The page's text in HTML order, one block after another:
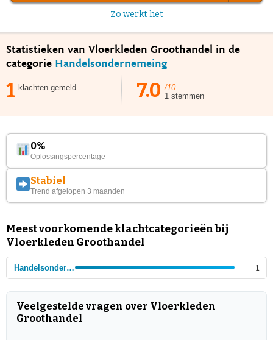
Zo werkt het
Statistieken van Vloerkleden Groothandel in de
categorie Handelsondernemeing
1 klachten gemeld 7.0 /10
1 stemmen
0%
Oplossingspercentage
Stabiel
Trend afgelopen 3 maanden
Meest voorkomende klachtcategorieën bij
Vloerkleden Groothandel
Handelsondernemeing 1
Veelgestelde vragen over Vloerkleden
Groothandel